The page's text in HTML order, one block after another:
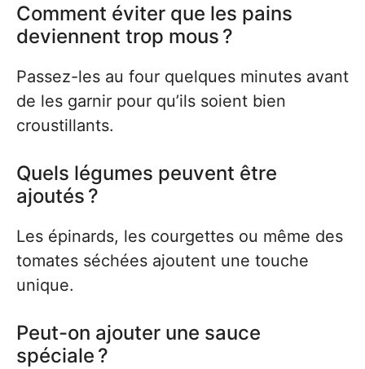
Comment éviter que les pains
deviennent trop mous ?
Passez-les au four quelques minutes avant
de les garnir pour qu’ils soient bien
croustillants.
Quels légumes peuvent être
ajoutés ?
Les épinards, les courgettes ou même des
tomates séchées ajoutent une touche
unique.
Peut-on ajouter une sauce
spéciale ?